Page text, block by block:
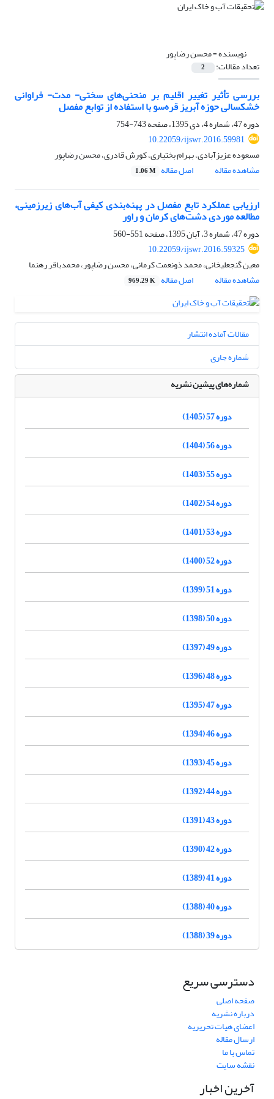
نویسنده =محسن رضاپور
تعداد مقالات: 2
بررسی تأثیر تغییر اقلیم بر منحنی‌های سختی- مدت- فراوانی
خشکسالی حوزه آبریز قره‌سو با استفاده از توابع مفصل
دوره 47، شماره 4، دی 1395، صفحه
743-754
10.22059/ijswr.2016.59981
مسعوده عزیزآبادی، بهرام بختیاری، کورش قادری، محسن رضاپور
مشاهده مقاله
اصل مقاله 1.06 M
ارزیابی عملکرد تابع مفصل در پهنه‌بندی کیفی آب‌های زیرزمینی،
مطالعه موردی دشت‌های کرمان و راور
دوره 47، شماره 3، آبان 1395، صفحه
551-560
10.22059/ijswr.2016.59325
معین گنجعلیخانی، محمد ذونعمت کرمانی، محسن رضاپور، محمدباقر رهنما
مشاهده مقاله
اصل مقاله 969.29 K
مقالات آماده انتشار
شماره جاری
شماره‌های پیشین نشریه
دوره 57 (1405)
دوره 56 (1404)
دوره 55 (1403)
دوره 54 (1402)
دوره 53 (1401)
دوره 52 (1400)
دوره 51 (1399)
دوره 50 (1398)
دوره 49 (1397)
دوره 48 (1396)
دوره 47 (1395)
دوره 46 (1394)
دوره 45 (1393)
دوره 44 (1392)
دوره 43 (1391)
دوره 42 (1390)
دوره 41 (1389)
دوره 40 (1388)
دوره 39 (1388)
دسترسی سریع
صفحه اصلی
درباره نشریه
اعضای هیات تحریریه
ارسال مقاله
تماس با ما
نقشه سایت
آخرین اخبار